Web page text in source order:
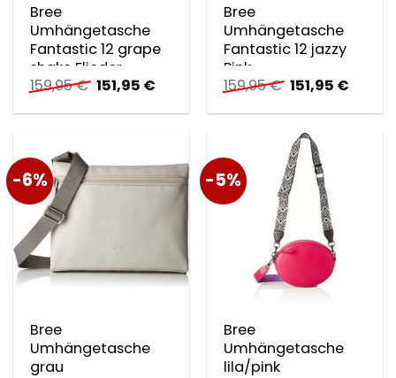
Bree
Umhängetasche
Fantastic 12 grape
shake Flieder
159,95€ Ursprünglicher
Preis
war:
151,95 €
ist:
Bree
Umhängetasche
Fantastic 12 jazzy
Pink
159,95€ Ursprünglicher
Preis
war:
159,95 €
151,95 €
ist:
-6%
Bree
Umhängetasche
grau
-5%
Bree
Umhängetasche
lila/pink